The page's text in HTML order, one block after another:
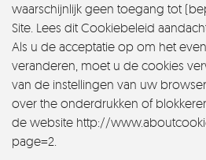
waarschijnlijk geen toegang tot
Site. Lees dit Cookiebeleid
Als u de acceptatie op om het
veranderen, moet u de cookies
van de instellingen van uw
over the onderdrukken of
de website http://
page=2.